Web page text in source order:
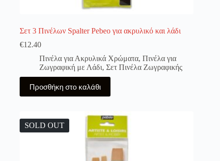
Σετ 3 Πινέλων Spalter Pebeo για ακρυλικό και λάδι
€12.40
Πινέλα για Ακρυλικά Χρώματα, Πινέλα για
Ζωγραφική με Λάδι, Σετ Πινέλα Ζωγραφικής
Προσθήκη στο καλάθι
SOLD OUT